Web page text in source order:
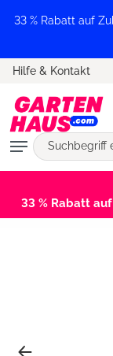
springen
33 % Rabatt auf
Hilfe & Kontakt
33 % Rabatt